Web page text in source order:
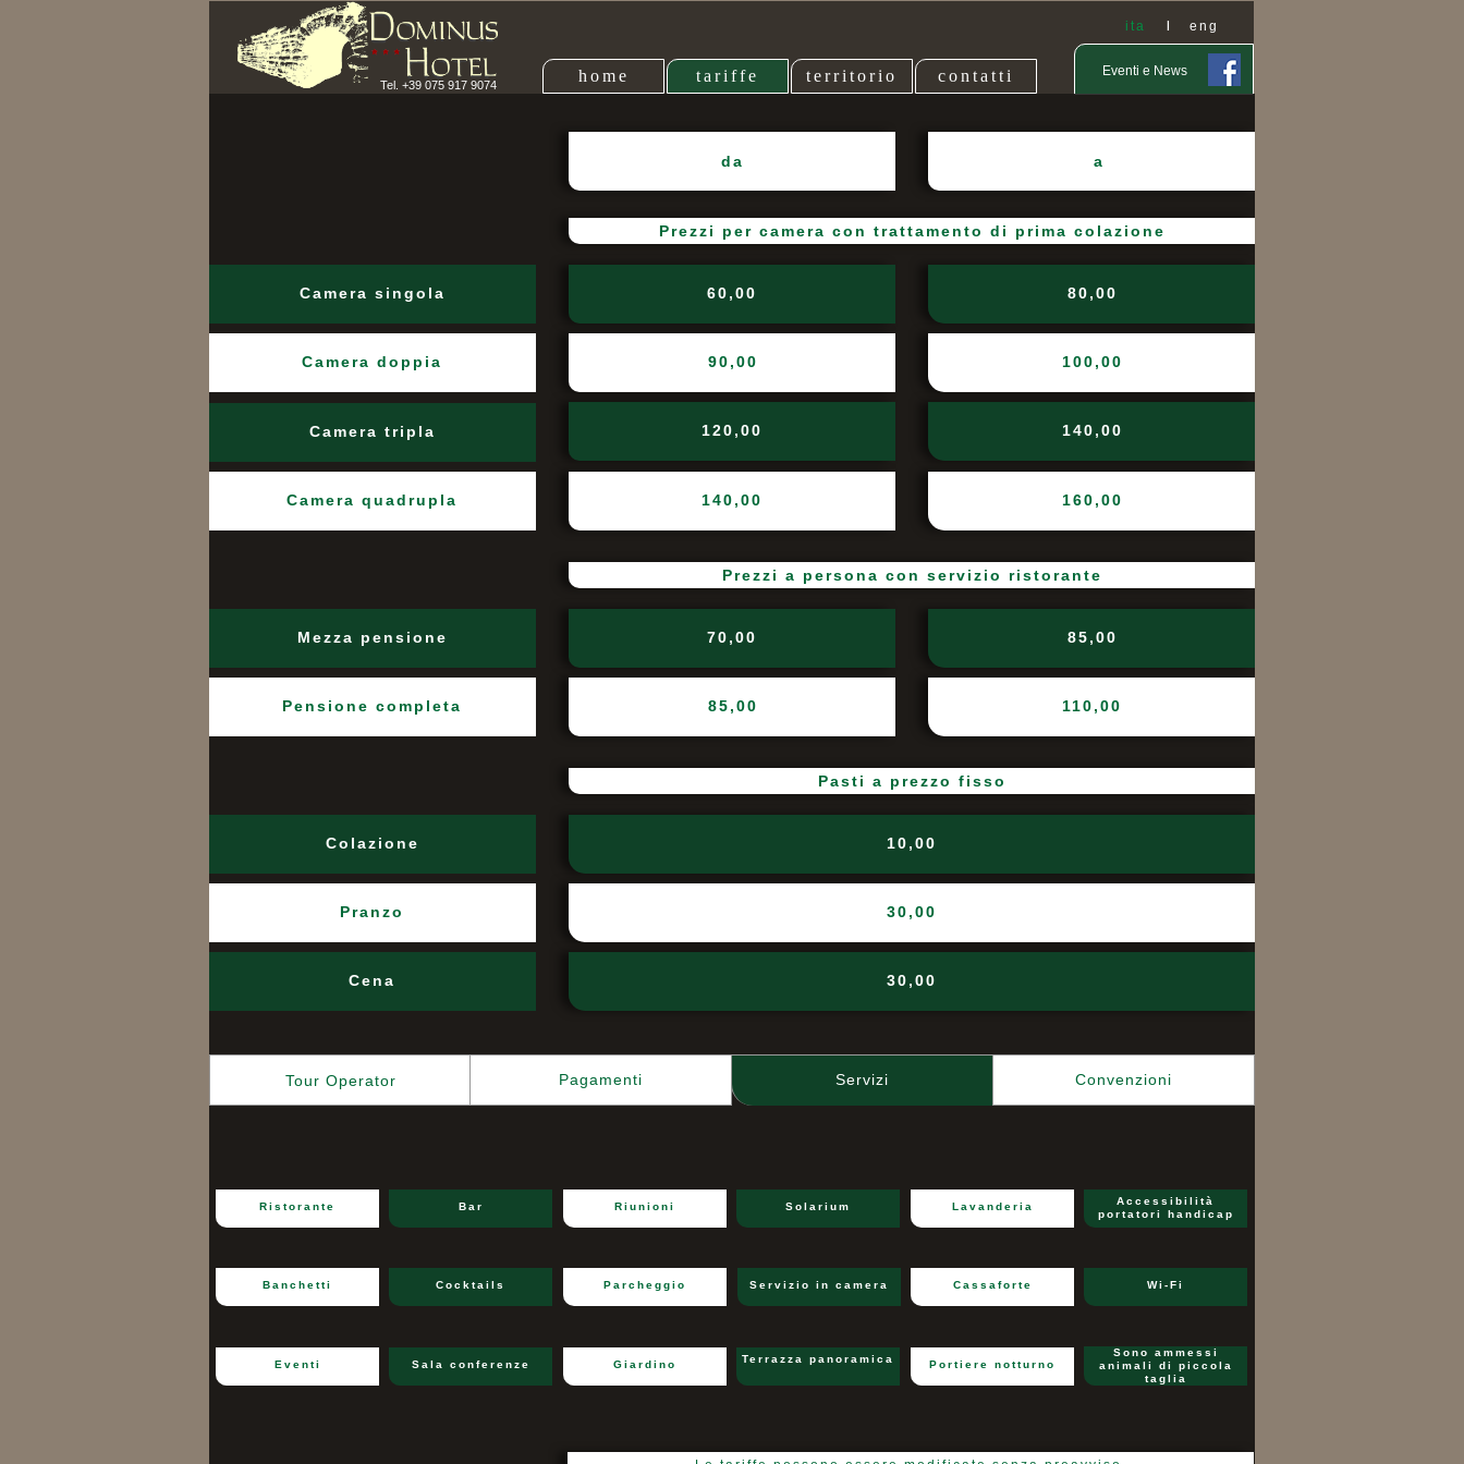
Tel. +39 075 917 9074 home tariffe territorio contatti
ita | eng
Eventi e News
da a
Camera singola
Camera doppia
Camera tripla
Camera quadrupla
Prezzi per camera con trattamento di prima colazione
60,00 80,00
90,00 100,00
120,00 140,00
140,00 160,00
Prezzi a persona con servizio ristorante
Mezza pensione 70,00 85,00
Pensione completa 85,00 110,00
Pasti a prezzo fisso
Colazione 10,00
Pranzo 30,00
Cena 30,00
Tour Operator Pagamenti Servizi Convenzioni
Ristorante Bar Riunioni Solarium Lavanderia
Accessibilità
portatori handicap
Banchetti Cocktails Parcheggio Servizio in camera Cassaforte Wi-Fi
Eventi Sala conferenze Giardino Terrazza panoramica Portiere notturno
Sono ammessi
animali di piccola
taglia